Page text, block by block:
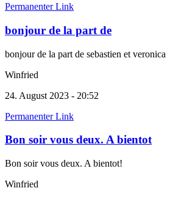
Permanenter Link
bonjour de la part de
bonjour de la part de sebastien et veronica
Winfried
24. August 2023 - 20:52
Permanenter Link
Bon soir vous deux. A bientot
Bon soir vous deux. A bientot!
Winfried